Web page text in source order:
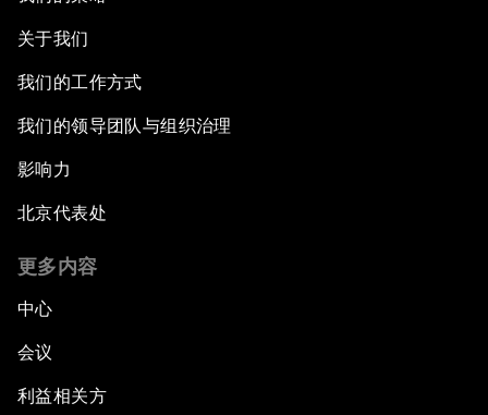
关于我们
我们的工作方式
我们的领导团队与组织治理
影响力
北京代表处
更多内容
中心
会议
利益相关方